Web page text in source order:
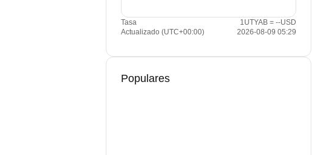
Tasa
1UTYAB = --USD
Actualizado (UTC+00:00)
2026-08-09 05:29
Populares